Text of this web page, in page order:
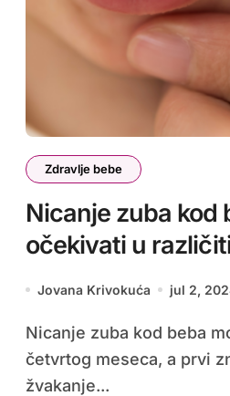
Zdravlje bebe
Nicanje zuba kod
očekivati u
Jovana Krivokuća jul 2,
Nicanje zuba kod beba može početi već od
četvrtog meseca, a prvi
žvakanje...